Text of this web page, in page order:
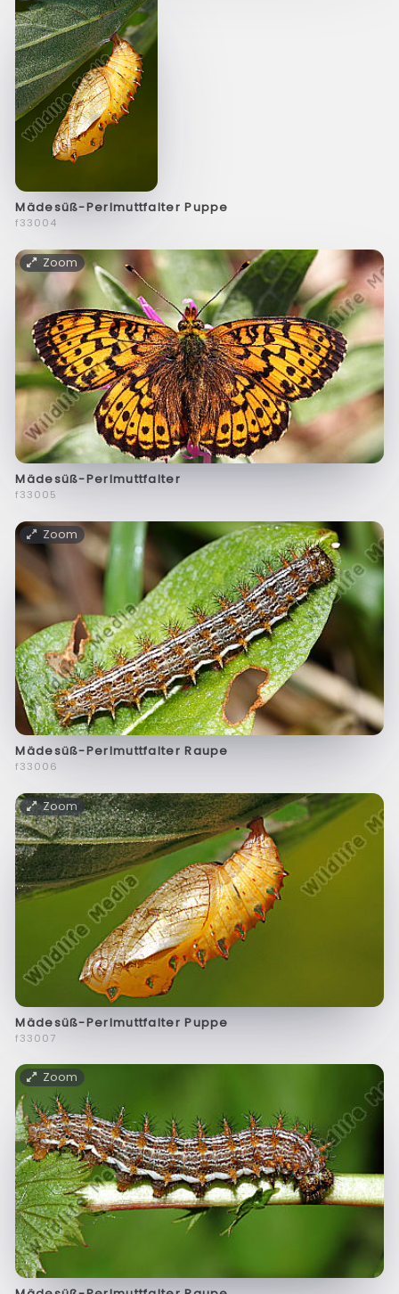
Mädesüß-Perlmuttfalter Puppe
f33004
Zoom
Mädesüß-Perlmuttfalter
f33005
Zoom
Mädesüß-Perlmuttfalter Raupe
f33006
Zoom
Mädesüß-Perlmuttfalter Puppe
f33007
Zoom